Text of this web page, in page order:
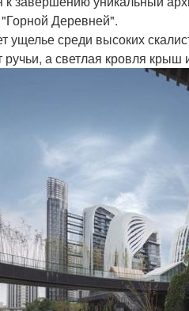
Деревней".
ущелье среди высоких
а светлая кровля